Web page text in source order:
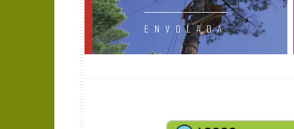
ENVOLADA